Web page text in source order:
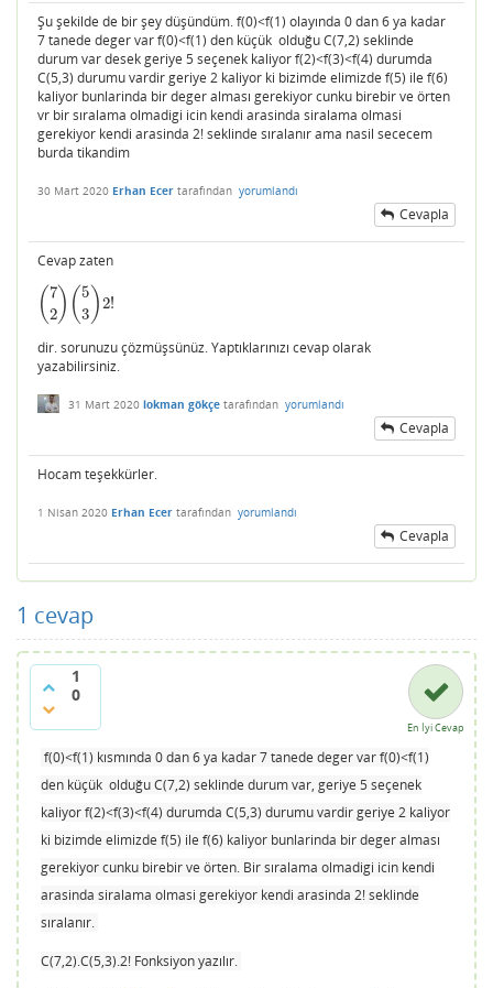
Şu şekilde de bir şey düşündüm. f(0)<f(1) olayında 0 dan 6 ya kadar
7 tanede deger var f(0)<f(1) den küçük olduğu C(7,2) seklinde
durum var desek geriye 5 seçenek kaliyor f(2)<f(3)<f(4) durumda
C(5,3) durumu vardir geriye 2 kaliyor ki bizimde elimizde f(5) ile f(6)
kaliyor bunlarinda bir deger alması gerekiyor cunku birebir ve örten
vr bir sıralama olmadigi icin kendi arasinda siralama olmasi
gerekiyor kendi arasinda 2! seklinde sıralanır ama nasil sececem
burda tikandim
30 Mart 2020 Erhan Ecer tarafından yorumlandı
Cevapla
Cevap zaten
( 7
2)(5
3 )2!
(7 2 ( 53 2!
dir. sorunuzu çözmüşsünüz. Yaptıklarınızı cevap olarak
yazabilirsiniz.
31 Mart 2020 lokman gökçe tarafından yorumlandı
Cevapla
Hocam teşekkürler.
1 Nisan 2020 Erhan Ecer tarafından yorumlandı
Cevapla
1 cevap
1
0
En İyi Cevap
f(0)<f(1) kısmında 0 dan 6 ya kadar 7 tanede deger var f(0)<f(1)
den küçük olduğu C(7,2) seklinde durum var, geriye 5 seçenek
kaliyor f(2)<f(3)<f(4) durumda C(5,3) durumu vardir geriye 2 kaliyor
ki bizimde elimizde f(5) ile f(6) kaliyor bunlarinda bir deger alması
gerekiyor cunku birebir ve örten. Bir sıralama olmadigi icin kendi
arasinda siralama olmasi gerekiyor kendi arasinda 2! seklinde
sıralanır.
C(7,2).C(5,3).2! Fonksiyon yazılır.